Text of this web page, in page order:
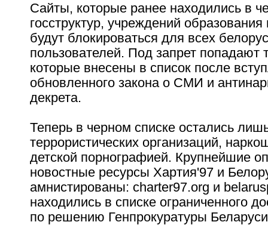
Сайты, которые ранее находились в
госструктур, учреждений образования
будут блокироваться для всех
пользователей. Под запрет попадают
которые внесены в список после
обновленного закона о СМИ и
декрета.
Теперь в черном списке остались
террористических организаций,
детской порнографией. Крупнейшие
новостные ресурсы Хартия'97 и
амнистированы: charter97.org и
находились в списке ограниченного
по решению Генпрокуратуры